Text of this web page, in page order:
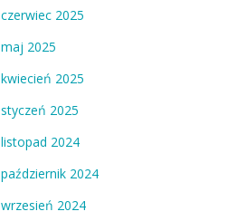
czerwiec 2025
maj 2025
kwiecień 2025
styczeń 2025
listopad 2024
październik 2024
wrzesień 2024